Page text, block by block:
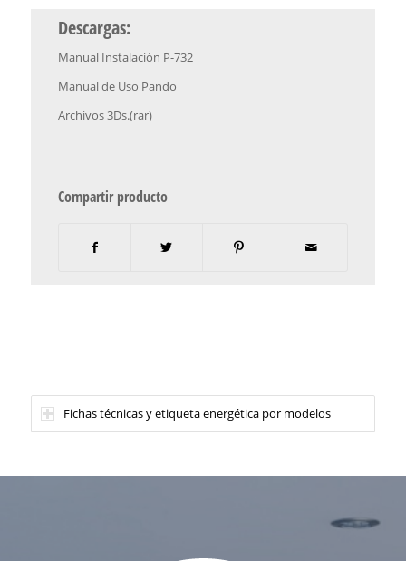
Descargas:
Manual Instalación P-732
Manual de Uso Pando
Archivos 3Ds.(rar)
Compartir producto
Fichas técnicas y etiqueta energética por modelos